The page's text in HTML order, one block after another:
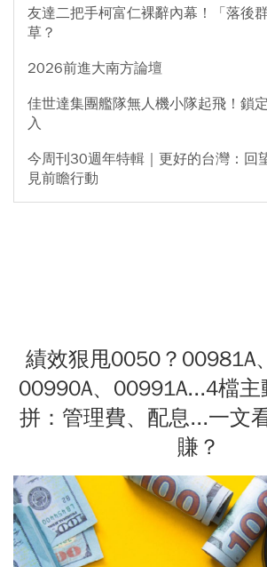
友達二把手柯富仁裸辭內幕！「落後
草？
2026前進大南方論壇
佳世達集團艦隊無人機小隊起飛！鎖
入
今周刊30週年特輯｜更好的台灣：回
見前瞻行動
績效狠甩0050？00981A
00990A、00991A...4檔主
拼：管理費、配息...一文
賺？